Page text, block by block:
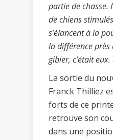
partie de chasse.
de chiens
s’élancent à la
la différence près
gibier, c’était eux.
La sortie du
Franck Thilliez
forts de ce
retrouve son
dans une